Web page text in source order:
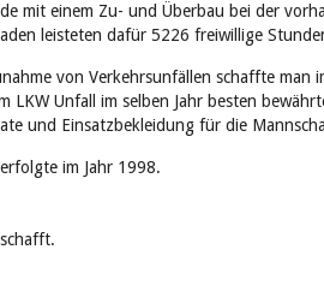
mit einem Zu- und Überbau bei der
leisteten dafür 5226 freiwillige
von Verkehrsunfällen schaffte man
LKW Unfall im selben Jahr besten
und Einsatzbekleidung für die
im Jahr 1998.